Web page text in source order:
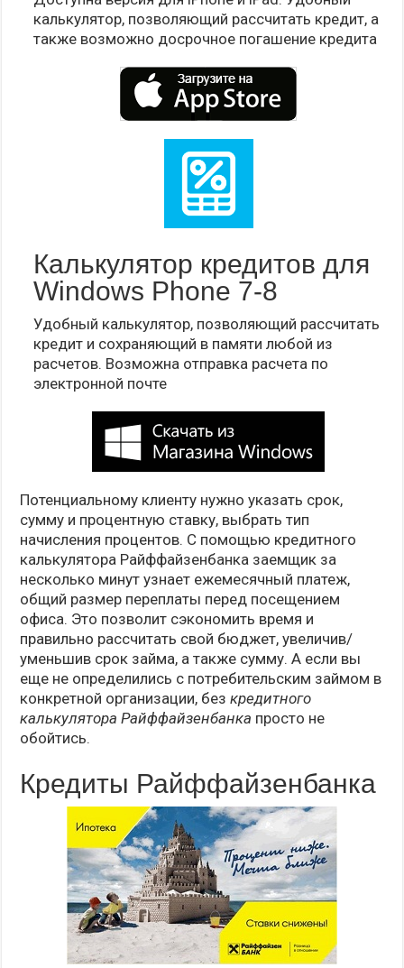
калькулятор, позволяющий рассчитать кредит, а
также возможно досрочное погашение кредита
Калькулятор кредитов для
Windows Phone 7-8
Удобный калькулятор, позволяющий рассчитать
кредит и сохраняющий в памяти любой из
расчетов. Возможна отправка расчета по
электронной почте
Потенциальному клиенту нужно указать срок,
сумму и процентную ставку, выбрать тип
начисления процентов. С помощью кредитного
калькулятора Райффайзенбанка заемщик за
несколько минут узнает ежемесячный платеж,
общий размер переплаты перед посещением
офиса. Это позволит сэкономить время и
правильно рассчитать свой бюджет, увеличив/
уменьшив срок займа, а также сумму. А если вы
еще не определились с потребительским займом в
конкретной организации, безкредитного
калькулятора Райффайзенбанка просто не
обойтись.
Кредиты Райффайзенбанка